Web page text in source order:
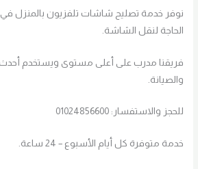
نوفر خدمة تصليح شاشات تلفزيون بالمنزل
الحاجة لنقل الشاشة.
فريقنا مدرب على أعلى مستوى ويستخدم
والصيانة.
للحجز والاستفسار: 01024856600
خدمة متوفرة كل أيام الأسبوع – 24 ساعة.